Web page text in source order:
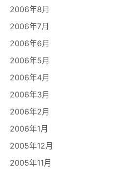
2006年8月
2006年7月
2006年6月
2006年5月
2006年4月
2006年3月
2006年2月
2006年1月
2005年12月
2005年11月